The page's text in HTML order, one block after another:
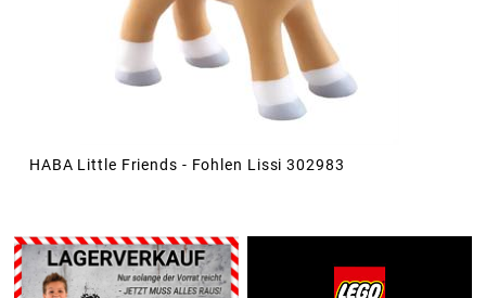
HABA Little Friends - Fohlen Lissi 302983